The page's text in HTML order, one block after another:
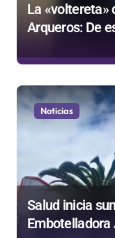
La «voltereta»
Arqueros: De
privatizar
empresa
Noticias
Salud inicia
Embotelladora